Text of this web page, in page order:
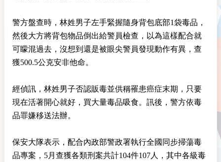
警方盤查時，林姓男子左手緊握隨身背包底部1袋毒品，
然後大方將背包物品倒出給警員檢查，以為這樣配合就
可矇混過去，沒想到還是被眼尖警員發現動作有異，查
獲500.5公克安非他命。
經偵訊，林姓男子否認販毒並供稱罹患癌症末期，只要
現在活著開心就好，買大量毒品吸食。訊後，警方依毒
品罪嫌移送法辦。
保安大隊表示，配合內政部警政署執行全國同步掃蕩毒
品專案，5月查獲各類刑案共計104件107人，其中各級毒